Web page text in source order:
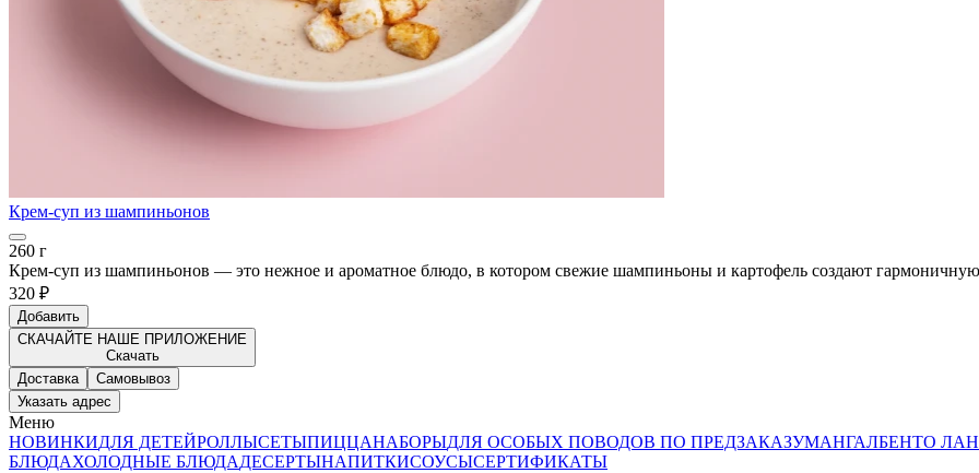
Крем-суп из шампиньонов
260 г
Крем-суп из шампиньонов — это нежное и ароматное блюдо, в котором свежие шампиньоны и картофель создают
320 ₽
Добавить
СКАЧАЙТЕ НАШЕ ПРИЛОЖЕНИЕ
Скачать
Доставка
Самовывоз
Указать адрес
Меню
НОВИНКИДЛЯ ДЕТЕЙРОЛЛЫСЕТЫПИЦЦАНАБОРЫДЛЯ ОСОБЫХ ПОВОДОВ ПО ПРЕДЗАКАЗУМАНГАЛБЕНТО
БЛЮДАХОЛОДНЫЕ БЛЮДАДЕСЕРТЫНАПИТКИСОУСЫСЕРТИФИКАТЫ